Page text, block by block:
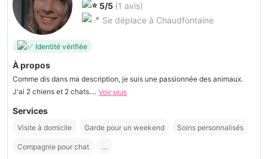
5/5 (1 avis)
Se déplace à Chaudfontaine
Identité vérifiée
À propos
Comme dis dans ma description, je suis une passionnée des animaux.
J'ai 2 chiens et 2 chats.... Voir plus
Services
Visite à domicile Garde pour un weekend Soins personnalisés
Compagnie pour chat ...